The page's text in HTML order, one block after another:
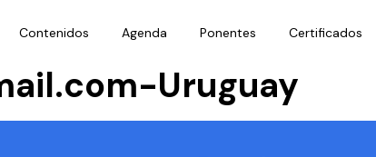
Contenidos Agenda Ponentes Certificados
Uruguay